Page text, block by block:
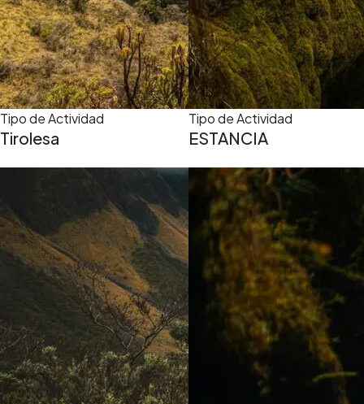
Tipo de Actividad
Tirolesa
Tipo de Actividad
ESTANCIA